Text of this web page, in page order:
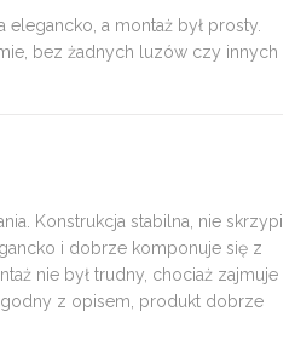
elegancko, a montaż był prosty.
bez żadnych luzów czy innych
Konstrukcja stabilna, nie skrzypi
i dobrze komponuje się z
nie był trudny, chociaż zajmuje
z opisem, produkt dobrze